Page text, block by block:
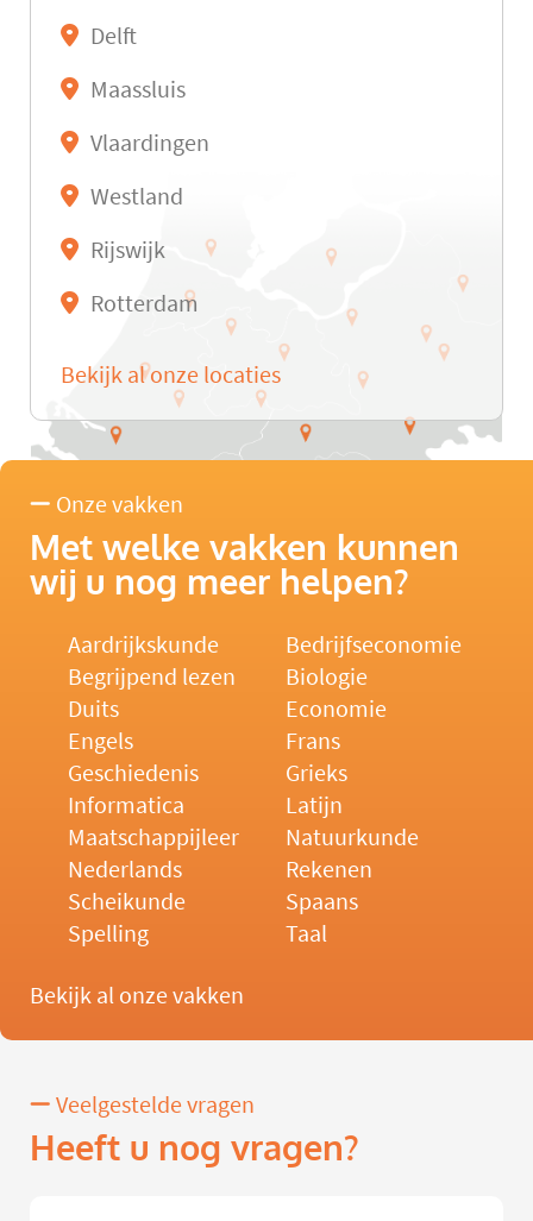
Delft
Maassluis
Vlaardingen
Westland
Rijswijk
Rotterdam
Bekijk al onze locaties
Onze vakken
Met welke vakken kunnen
wij u nog meer helpen?
Aardrijkskunde
Bedrijfseconomie
Begrijpend lezen
Biologie
Duits
Economie
Engels
Frans
Geschiedenis
Grieks
Informatica
Latijn
Maatschappijleer
Natuurkunde
Nederlands
Rekenen
Scheikunde
Spaans
Spelling
Taal
Bekijk al onze vakken
Veelgestelde vragen
Heeft u nog vragen?